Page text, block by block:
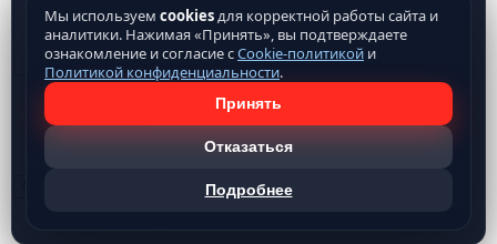
Мы используем cookiesдля корректной работы сайта и
аналитики. Нажимая «Принять», вы подтверждаете
ознакомление и согласие сCookie-политикой и
Политикой конфиденциальности.
Принять
Отказаться
Подробнее